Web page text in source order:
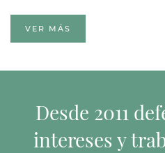
VER MÁS
Desde 2011
intereses y